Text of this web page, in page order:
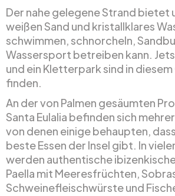
Der nahe gelegene Strand bietet
weißen Sand und kristallklares
schwimmen, schnorcheln,
Wassersport betreiben kann.
und ein Kletterpark sind in
finden.
An der von Palmen gesäumten
Santa Eulalia befinden sich
von denen einige behaupten,
beste Essen der Insel gibt. In
werden authentische
Paella mit Meeresfrüchten,
Schweinefleischwürste und